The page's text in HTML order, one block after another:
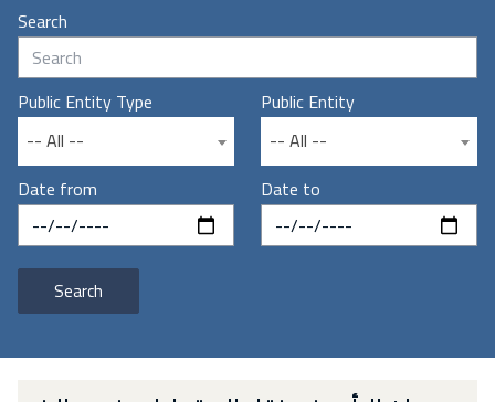
Search
Public Entity Type
-- All --
Public Entity
-- All --
Date from
Date to
Search